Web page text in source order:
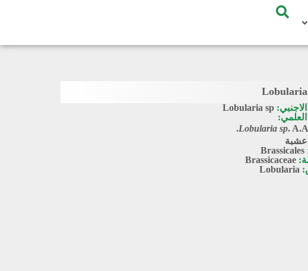
Lobularia sp
العلمي:
Lobularia sp.
عشبة
Brassicales
Brassicaceae
Lobularia